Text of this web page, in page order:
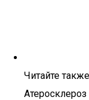
Читайте